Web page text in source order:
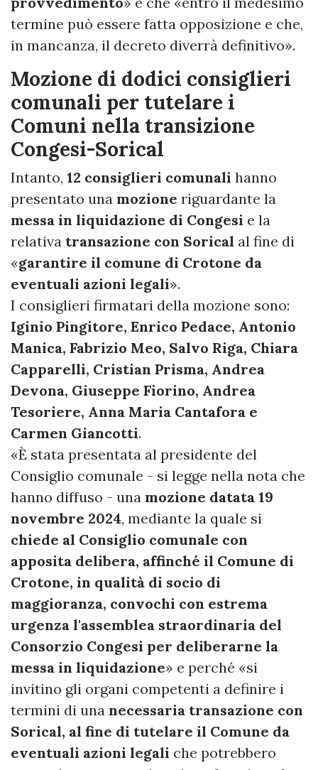
termine può essere fatta opposizione e che,
in mancanza, il decreto diverrà definitivo».
Mozione di dodici consiglieri
comunali per tutelare i
Comuni nella transizione
Congesi-Sorical
Intanto, 12 consiglieri comunali hanno
presentato una mozione riguardante la
messa in liquidazione di Congesi e la
relativa transazione con Sorical al fine di
«garantire il comune di Crotone da
eventuali azioni legali».
I consiglieri firmatari della mozione sono:
Iginio Pingitore, Enrico Pedace, Antonio
Manica, Fabrizio Meo, Salvo Riga, Chiara
Capparelli, Cristian Prisma, Andrea
Devona, Giuseppe Fiorino, Andrea
Tesoriere, Anna Maria Cantafora e
Carmen Giancotti.
«È stata presentata al presidente del
Consiglio comunale - si legge nella nota che
hanno diffuso - una mozione datata 19
novembre 2024, mediante la quale si
chiede al Consiglio comunale con
apposita delibera, affinché il Comune di
Crotone, in qualità di socio di
maggioranza, convochi con estrema
urgenza l'assemblea straordinaria del
Consorzio Congesi per deliberarne la
messa in liquidazione» e perché «si
invitino gli organi competenti a definire i
termini di una necessaria transazione con
Sorical, al fine di tutelare il Comune da
eventuali azioni legali che potrebbero